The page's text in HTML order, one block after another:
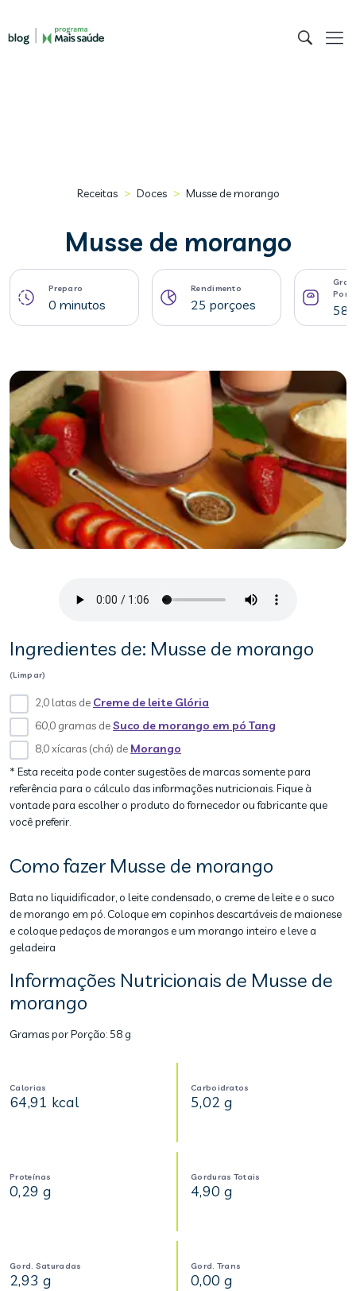
Receitas > Doces > Musse de morango
Musse de morango
Preparo
0 minutos
Rendimento
25 porçoes 58
Ingredientes de: Musse de morango
(Limpar)
2,0 latas de Creme de leite Glória
60,0 gramas deSuco de morango em pó Tang
8,0 xícaras (chá) de Morango
* Esta receita pode conter sugestões de marcas somente para
referência para o cálculo das informações nutricionais. Fique à
vontade para escolher o produto do fornecedor ou fabricante que
você preferir.
Como fazer Musse de morango
Bata no liquidificador, o leite condensado, o creme de leite e o suco
de morango em pó. Coloque em copinhos descartáveis de maionese
e coloque pedaços de morangos e um morango inteiro e leve a
geladeira
Informações Nutricionais de Musse de
morango
Gramas por Porção:58 g
Calorias
64,91 kcal
Carboidratos
5,02 g
Proteínas
0,29 g
Gorduras Totais
4,90 g
Gord. Saturadas
2,93 g
Gord. Trans
0,00 g